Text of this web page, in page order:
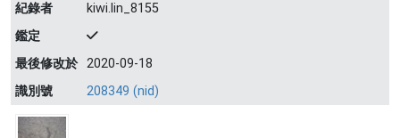
紀錄者
kiwi.lin_8155
鑑定
最後修改於 2020-09-18
識別號
208349 (nid)